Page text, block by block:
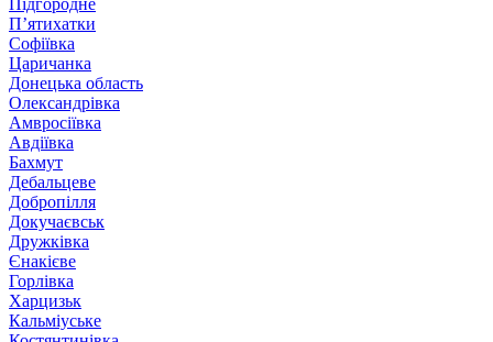
Підгородне
П’ятихатки
Софіївка
Царичанка
Донецька область
Олександрівка
Амвросіївка
Авдіївка
Бахмут
Дебальцеве
Добропілля
Докучаєвськ
Дружківка
Єнакієве
Горлівка
Харцизьк
Кальміуське